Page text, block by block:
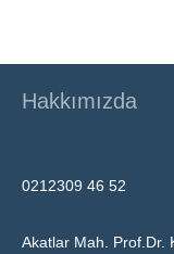
Hakkımızda
0212309 46 52
Akatlar Mah. Prof.Dr.